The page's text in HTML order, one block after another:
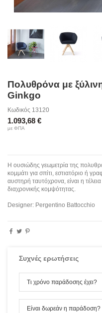
Πολυθρόνα με
Ginkgo
Κωδικός 13120
1.093,68 €
με ΦΠΑ
Η ουσιώδης γεωμετρία της
κομμάτι για σπίτι, εστιατόριο ή
αυστηρή ταυτόχρονα, είναι η
διαχρονικής κομψότητας.
Designer: Pergentino Battocchio
Συχνές ερωτήσεις
Τι χρόνο παράδοσης έχει?
Είναι δωρεάν η παράδοση?